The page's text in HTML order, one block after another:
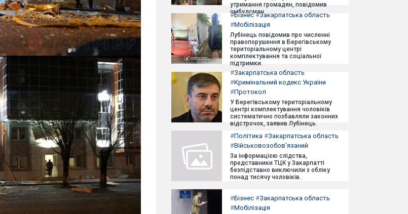
утримання громадян, повідомив
омбудсман.
#Бізнес#Закарпатська область
#Мобілізація
Лубінець повідомив про численні
правопорушення в Берегівському
територіальному центрі
комплектування та соціальної
підтримки.
#Закарпатська область
#Кримінальний кодекс України
#Протокол
У Берегівському територіальному
центрі комплектування чоловіків
систематично позбавляли законних
відстрочок, заявив Лубінець.
#Політика #Закарпатська область
#Військовозобов'язаний
За інформацією слідства,
представники ТЦК у Закарпатті
безпідставно виключили з обліку
понад тисячу чоловіків.
#Бізнес #Закарпатська область
#Мобілізація